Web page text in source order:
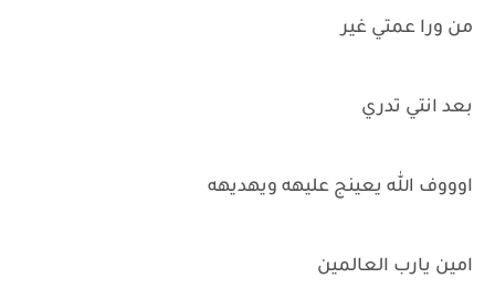
من ورا عمتي غير
بعد انتي تدري
اوووف الله يعينج عليهه ويهديهه
امين يارب العالمين